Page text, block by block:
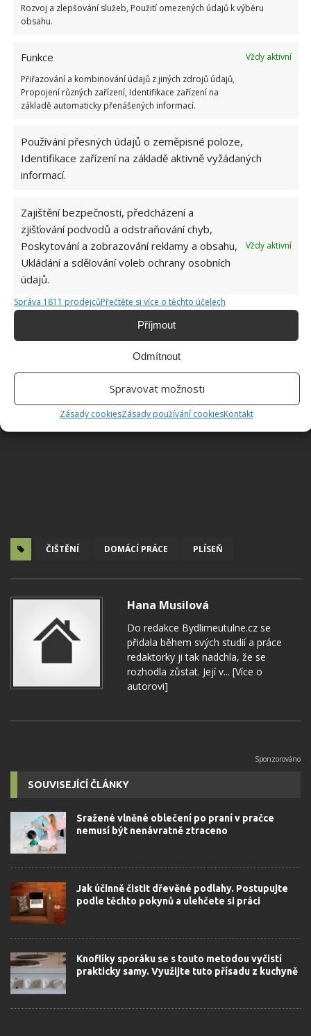
Rozvoj a zlepšování služeb, Použití omezených údajů k výběru
obsahu.
Funkce
Vždy aktivní
Přiřazování a kombinování údajů z jiných zdrojů údajů,
Propojení různých zařízení, Identifikace zařízení na
základě automaticky přenášených informací.
Používání přesných údajů o zeměpisné poloze,
Identifikace zařízení na základě aktivně vyžádaných
informací.
Zajištění bezpečnosti, předcházení a
zjišťování podvodů a odstraňování chyb,
Poskytování a zobrazování reklamy a obsahu,
Ukládání a sdělování voleb ochrany osobních
údajů.
Vždy aktivní
Správa 1811 prodejcůPřečtěte si více o těchto účelech
Příjmout
Odmítnout
Spravovat možnosti
Zásady cookiesZásady používání cookiesKontakt
omyjte vodou a nechte povrch zaschnout. Octový
Polovinu lžičky sody smíchejte se sklenicí vody a
rozprašovače. Plesnivou oblast postříkejte a pomocí
kartáčku ji z povrchu očistěte. Nakonec opláchněte
vodou. Nakonec oblast znovu nastříkejte a nechejte
zbylou plíseň a zabráníte jejímu návratu.
Zdroj: Maids
ČIŠTĚNÍ DOMÁCÍ PRÁCE PLÍSEŇ
Hana Musilová
Do redakce Bydlimeutulne.cz se
přidala během svých studií a práce
redaktorky ji tak nadchla, že se
rozhodla zůstat. Její v... [Více o
autorovi]
SOUVISEJÍCÍ ČLÁNKY
Sražené vlněné oblečení po praní v pračce
nemusí být nenávratně ztraceno
Jak účinně čistit dřevěné podlahy. Postupujte
podle těchto pokynů a ulehčete si práci
Knoflíky sporáku se s touto metodou vyčistí
prakticky samy. Využijte tuto přísadu z kuchyně